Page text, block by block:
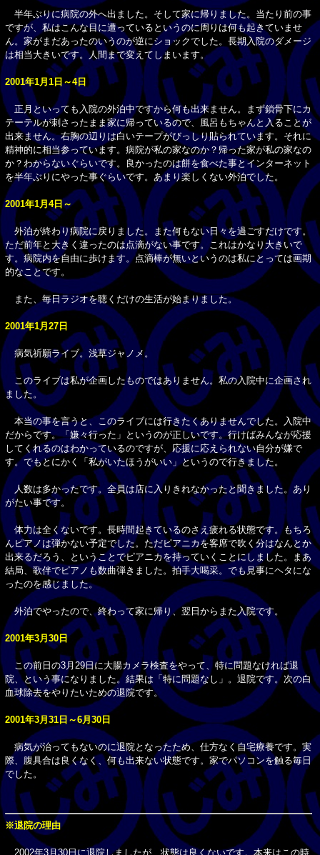
半年ぶりに病院の外へ出ました。そして家に帰りました。当たり前の事
ですが、私はこんな目に遭っているというのに周りは何も起きていませ
ん。家がまだあったのいうのが逆にショックでした。長期入院のダメージ
は相当大きいです。人間まで変えてしまいます。
2001年1月1日～4日
正月といっても入院の外泊中ですから何も出来ません。まず鎖骨下にカ
テーテルが刺さったまま家に帰っているので、風呂もちゃんと入ることが
出来ません。右胸の辺りは白いテープがびっしり貼られています。それに
精神的に相当参っています。病院が私の家なのか？帰った家が私の家なの
か？わからないぐらいです。良かったのは餅を食べた事とインターネット
を半年ぶりにやった事ぐらいです。あまり楽しくない外泊でした。
2001年1月4日～
外泊が終わり病院に戻りました。また何もない日々を過ごすだけです。
ただ前年と大きく違ったのは点滴がない事です。これはかなり大きいで
す。病院内を自由に歩けます。点滴棒が無いというのは私にとっては画期
的なことです。
また、毎日ラジオを聴くだけの生活が始まりました。
2001年1月27日
病気祈願ライブ。浅草ジャノメ。
このライブは私が企画したものではありません。私の入院中に企画され
ました。
本当の事を言うと、このライブには行きたくありませんでした。入院中
だからです。「嫌々行った」というのが正しいです。行けばみんなが応援
してくれるのはわかっているのですが、応援に応えられない自分が嫌で
す。でもとにかく「私がいたほうがいい」というので行きました。
人数は多かったです。全員は店に入りきれなかったと聞きました。あり
がたい事です。
体力は全くないです。長時間起きているのさえ疲れる状態です。もちろ
んピアノは弾かない予定でした。ただピアニカを客席で吹く分はなんとか
出来るだろう、ということでピアニカを持っていくことにしました。まあ
結局、歌伴でピアノも数曲弾きました。拍手大喝采。でも見事にヘタにな
ったのを感じました。
外泊でやったので、終わって家に帰り、翌日からまた入院です。
2001年3月30日
この前日の3月29日に大腸カメラ検査をやって、特に問題なければ退
院、という事になりました。結果は「特に問題なし」。退院です。次の白
血球除去をやりたいための退院です。
2001年3月31日～6月30日
病気が治ってもないのに退院となったため、仕方なく自宅療養です。実
際、腹具合は良くなく、何も出来ない状態です。家でパソコンを触る毎日
でした。
※退院の理由
2002年3月30日に退院しましたが、状態は良くないです。本来はこの時